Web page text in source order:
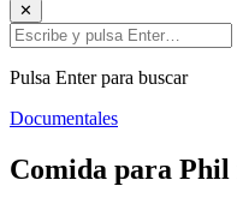
✕
Pulsa Enter para buscar
Documentales
Comida para Phil